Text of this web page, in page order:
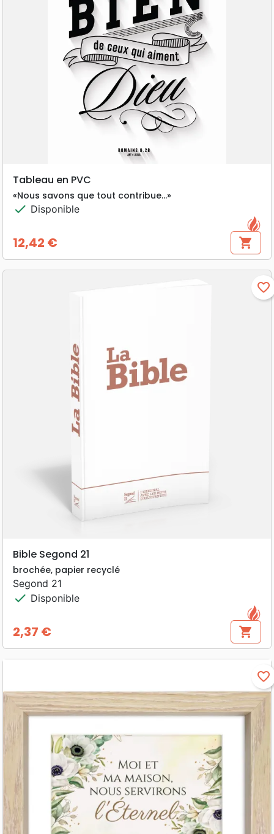
Tableau en PVC
«Nous savons que tout contribue…»
check Disponible
Prix
12,42 € shopping_cart
favorite_border
Bible Segond 21
brochée, papier recyclé
Segond 21
check Disponible
Prix
2,37 € shopping_cart
favorite_border